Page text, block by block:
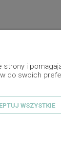
strony i
do swoich
WSZYSTKIE